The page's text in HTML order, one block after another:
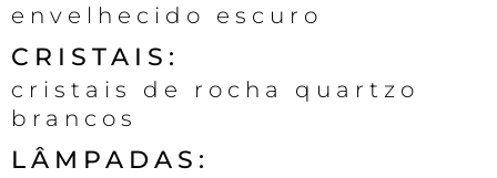
envelhecido escuro
CRISTAIS:
cristais de rocha quartzo
brancos
LÂMPADAS: